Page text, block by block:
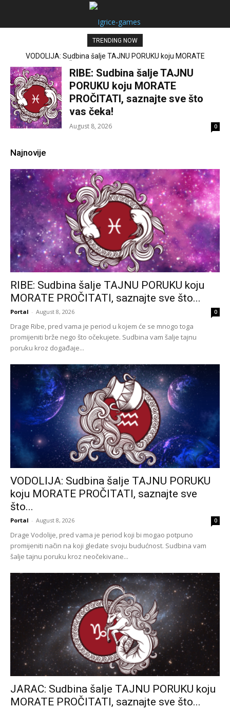
TRENDING NOW
JARAC: Sudbina šalje TAJNU PORUKU koju MORATE PROČITATI,
RIBE: Sudbina šalje TAJNU
PORUKU koju MORATE
PROČITATI, saznajte sve što
vas čeka!
August 8, 2026 0
Najnovije
RIBE: Sudbina šalje TAJNU PORUKU koju
MORATE PROČITATI, saznajte sve što...
Portal - August 8, 2026 0
Drage Ribe, pred vama je period u kojem će se mnogo toga
promijeniti brže nego što očekujete. Sudbina vam šalje tajnu
poruku kroz događaje...
VODOLIJA: Sudbina šalje TAJNU PORUKU
koju MORATE PROČITATI, saznajte sve
što...
Portal - August 8, 2026 0
Drage Vodolije, pred vama je period koji bi mogao potpuno
promijeniti način na koji gledate svoju budućnost. Sudbina vam
šalje tajnu poruku kroz neočekivane...
JARAC: Sudbina šalje TAJNU PORUKU koju
MORATE PROČITATI, saznajte sve što...